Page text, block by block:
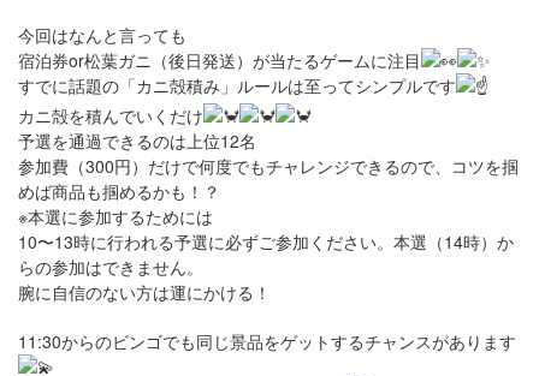
今回はなんと言っても
宿泊券or松葉ガニ（後日発送）が当たるゲームに注目
すでに話題の「カニ殻積み」ルールは至ってシンプルです
カニ殻を積んでいくだけ
予選を通過できるのは上位12名
参加費（300円）だけで何度でもチャレンジできるので、コツを掴
めば商品も掴めるかも！？
※本選に参加するためには
10〜13時に行われる予選に必ずご参加ください。本選（14時）か
らの参加はできません。
腕に自信のない方は運にかける！
11:30からのビンゴでも同じ景品をゲットするチャンスがあります